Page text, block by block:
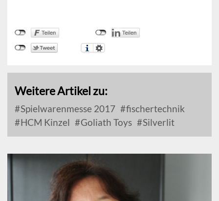
Weitere Artikel zu:
Spielwarenmesse 2017
fischertechnik
HCM Kinzel
Goliath Toys Silverlit